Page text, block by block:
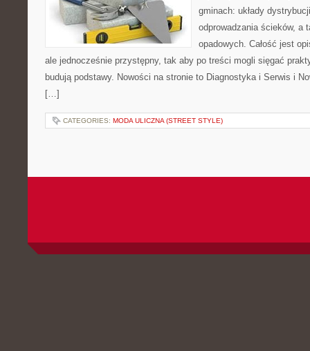
gminach: układy
odprowadzania ścieków, a
opadowych. Całość jest
ale jednocześnie przystępny, tak aby po treści mogli sięgać
budują podstawy. Nowości na stronie to Diagnostyka i Serwis i
[…]
CATEGORIES: MODA ULICZNA (STREET STYLE)